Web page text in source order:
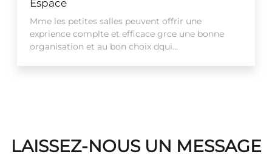
Espace
Mme les petites salles peuvent offrir une
exprience complte et efficace grce une bonne
organisation et au bon choix dqui...
LAISSEZ-NOUS UN MESSAGE